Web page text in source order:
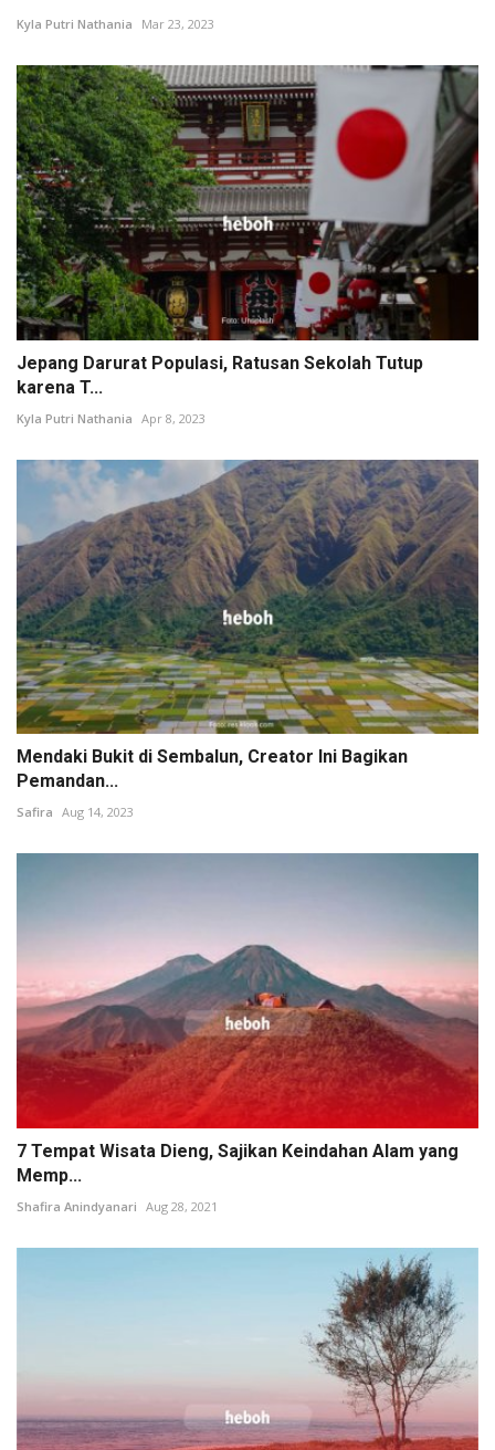
Kyla Putri Nathania Mar 23, 2023
Jepang Darurat Populasi, Ratusan Sekolah Tutup
karena T...
Kyla Putri Nathania Apr 8, 2023
Mendaki Bukit di Sembalun, Creator Ini Bagikan
Pemandan...
Safira Aug 14, 2023
7 Tempat Wisata Dieng, Sajikan Keindahan Alam yang
Memp...
Shafira Anindyanari Aug 28, 2021